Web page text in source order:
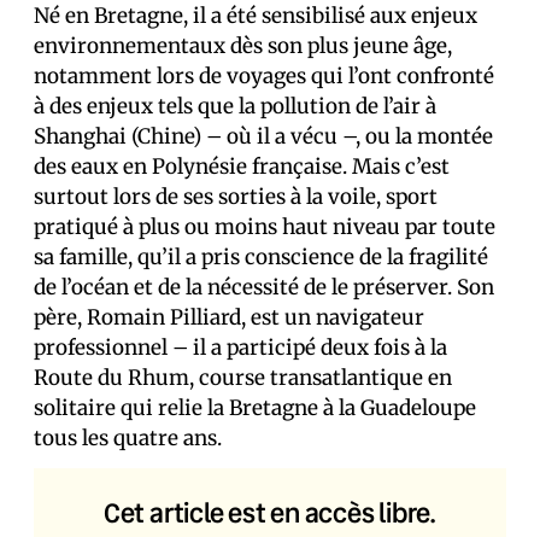
Né en Bretagne, il a été sensibilisé aux enjeux
environnementaux dès son plus jeune âge,
notamment lors de voyages qui l’ont confronté
à des enjeux tels que la pollution de l’air à
Shanghai (Chine) – où il a vécu –, ou la montée
des eaux en Polynésie française. Mais c’est
surtout lors de ses sorties à la voile, sport
pratiqué à plus ou moins haut niveau par toute
sa famille, qu’il a pris conscience de la fragilité
de l’océan et de la nécessité de le préserver. Son
père, Romain Pilliard, est un navigateur
professionnel – il a participé deux fois à la
Route du Rhum, course transatlantique en
solitaire qui relie la Bretagne à la Guadeloupe
tous les quatre ans.
Cet article est en accès libre.